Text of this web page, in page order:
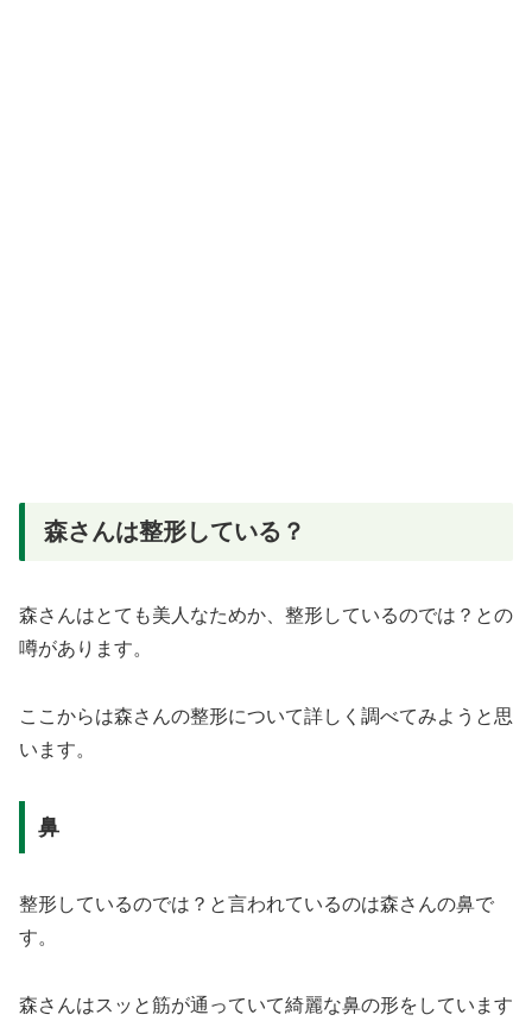
森さんは整形している？
森さんはとても美人なためか、整形しているのでは？との
噂があります。
ここからは森さんの整形について詳しく調べてみようと思
います。
鼻
整形しているのでは？と言われているのは森さんの鼻で
す。
森さんはスッと筋が通っていて綺麗な鼻の形をしています